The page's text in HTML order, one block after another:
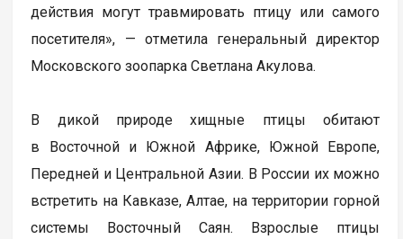
действия могут травмировать птицу или самого
посетителя», — отметила генеральный директор
Московского зоопарка Светлана Акулова.
В дикой природе хищные птицы обитают
в Восточной и Южной Африке, Южной Европе,
Передней и Центральной Азии. В России их можно
встретить на Кавказе, Алтае, на территории горной
системы Восточный Саян. Взрослые птицы